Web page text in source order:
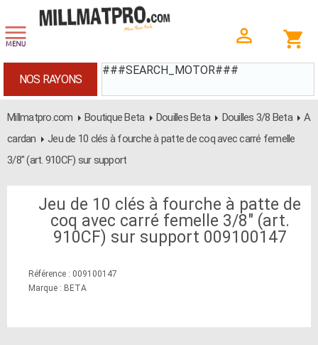
###SEARCH_MOTOR###
NOS RAYONS
Millmatpro.com Boutique Beta Douilles Beta Douilles 3/8 Beta
A
cardan
Jeu de 10 clés à fourche à patte de coq avec carré femelle
3/8" (art. 910CF) sur support
Jeu de 10 clés à fourche à patte de
coq avec carré femelle 3/8" (art.
910CF) sur support 009100147
Référence : 009100147
Marque : BETA